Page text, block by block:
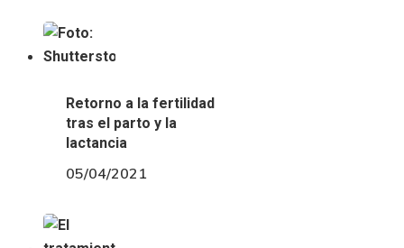
Retorno a la fertilidad
tras el parto y la
lactancia
05/04/2021